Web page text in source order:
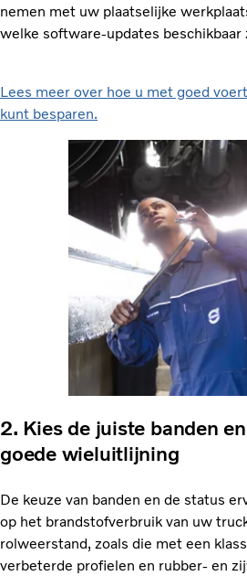
nemen met uw plaatselijke
welke software-updates beschikbaar
Lees meer over hoe u met goed
kunt besparen.
2. Kies de juiste banden
goede wieluitlijning
De keuze van banden en de status
op het brandstofverbruik van uw
rolweerstand, zoals die met een
verbeterde profielen en rubber- en